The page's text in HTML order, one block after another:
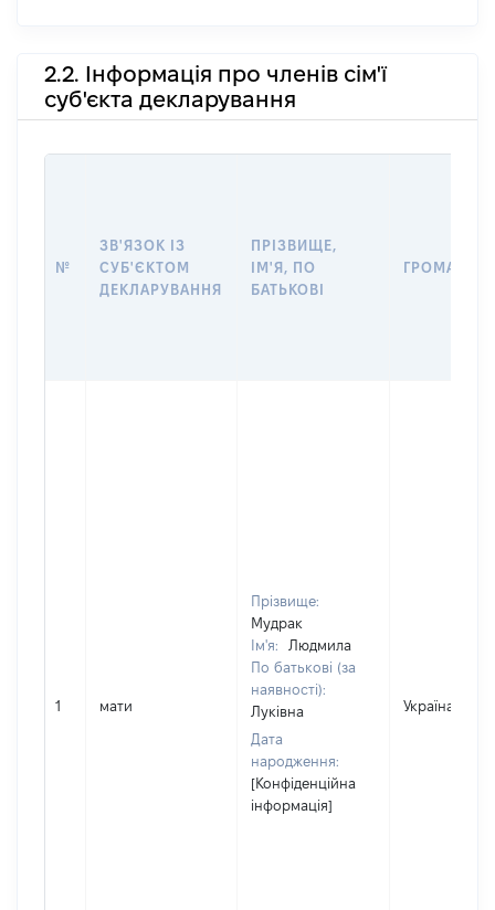
2.2. Інформація про членів сім'ї
суб'єкта декларування
№
ЗВ'ЯЗОК ІЗ
СУБ'ЄКТОМ
ДЕКЛАРУВАННЯ
ПРІЗВИЩЕ,
ІМ'Я, ПО
БАТЬКОВІ
1 мати
Прізвище:
Мудрак
Ім'я:
Людмила
По батькові (за
наявності):
Луківна
Дата
народження:
[Конфіденційна
інформація]
Україна